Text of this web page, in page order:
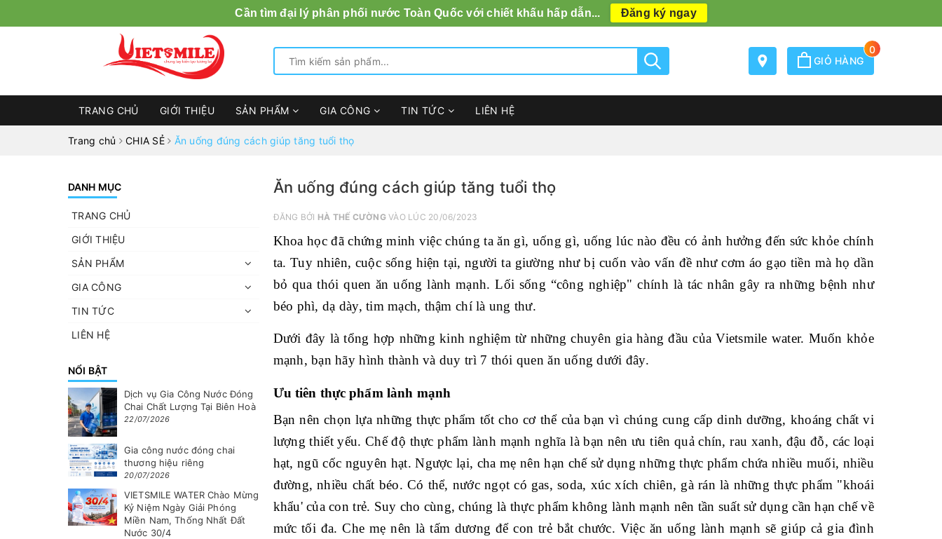
GIỎ HÀNG
0
TRANG CHỦ GIỚI THIỆU SẢN PHẨM GIA CÔNG TIN TỨC LIÊN HỆ
Trang chủ CHIA SẺ Ăn uống đúng cách giúp tăng tuổi thọ
Ăn uống đúng cách giúp tăng tuổi thọ
ĐĂNG BỞI HÀ THẾ CƯỜNGVÀO LÚC 20/06/2023
Khoa học đã chứng minh việc chúng ta ăn gì, uống gì, uống lúc nào đều có ảnh hưởng đến sức khỏe chính
ta. Tuy nhiên, cuộc sống hiện tại, người ta giường như bị cuốn vào vấn đề như cơm áo gạo tiền mà họ dần
bỏ qua thói quen ăn uống lành mạnh. Lối sống “công nghiệp" chính là tác nhân gây ra những bệnh như
béo phì, dạ dày, tim mạch, thậm chí là ung thư.
Dưới đây là tổng hợp những kinh nghiệm từ những chuyên gia hàng đầu của Vietsmile water. Muốn khỏe
mạnh, bạn hãy hình thành và duy trì 7 thói quen ăn uống dưới đây.
Ưu tiên thực phẩm lành mạnh
Bạn nên chọn lựa những thực phẩm tốt cho cơ thể của bạn vì chúng cung cấp dinh dưỡng, khoáng chất vi
lượng thiết yếu. Chế độ thực phẩm lành mạnh nghĩa là bạn nên ưu tiên quả chín, rau xanh, đậu đỗ, các loại
hạt, ngũ cốc nguyên hạt. Ngược lại, cha mẹ nên hạn chế sử dụng những thực phẩm chứa nhiều muối, nhiều
đường, nhiều chất béo. Có thể, nước ngọt có gas, soda, xúc xích chiên, gà rán là những thực phẩm "khoái
khẩu' của con trẻ. Suy cho cùng, chúng là thực phẩm không lành mạnh nên tần suất sử dụng cần hạn chế về
mức tối đa. Che mẹ nên là tấm dương để con trẻ bắt chước. Việc ăn uống lành mạnh sẽ giúp cả gia đình
DANH MỤC
TRANG CHỦ
GIỚI THIỆU
SẢN PHẨM
GIA CÔNG
TIN TỨC
LIÊN HỆ
NỔI BẬT
Dịch vụ Gia Công Nước Đóng
Chai Chất Lượng Tại Biên Hoà
22/07/2026
Gia công nước đóng chai
thương hiệu riêng
20/07/2026
VIETSMILE WATER Chào Mừng
Kỷ Niệm Ngày Giải Phóng
Miền Nam, Thống Nhất Đất
Nước 30/4
Cần tìm đại lý phân phối nước Toàn Quốc với chiết khấu hấp dẫn... Đăng ký ngay